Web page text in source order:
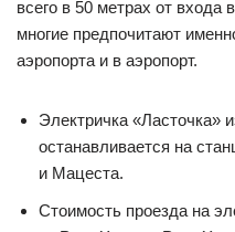
всего в 50 метрах от входа
многие предпочитают
аэропорта и в аэропорт.
Электричка «Ласточка»
останавливается на
и Мацеста.
Стоимость проезда на